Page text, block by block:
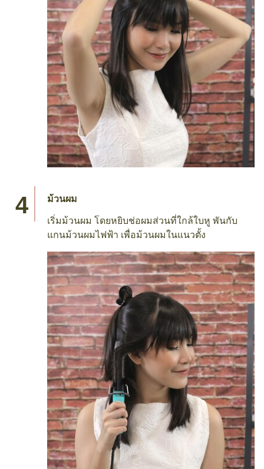
แบ่งผม
แบ่งผมเป็น 2 ส่วน แนวบน-ล่าง แล้วหนีบส่วนบนเก็บ
เอาไว้
ม้วนผม
เริ่มม้วนผม โดยหยิบช่อผมส่วนที่ใกล้ใบหู พันกับ